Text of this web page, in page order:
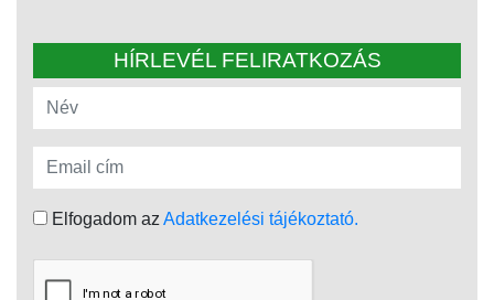
HÍRLEVÉL FELIRATKOZÁS
Elfogadom az Adatkezelési tájékoztató.